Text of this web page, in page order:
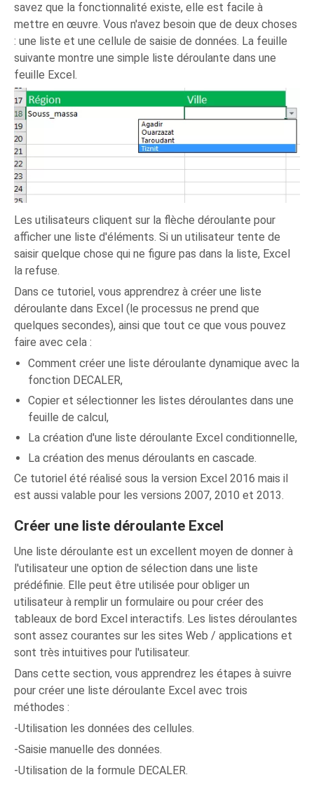
savez que la fonctionnalité existe, elle est facile à
mettre en œuvre. Vous n'avez besoin que de deux choses
: une liste et une cellule de saisie de données. La feuille
suivante montre une simple liste déroulante dans une
feuille Excel.
Les utilisateurs cliquent sur la flèche déroulante pour
afficher une liste d'éléments. Si un utilisateur tente de
saisir quelque chose qui ne figure pas dans la liste, Excel
la refuse.
Dans ce tutoriel, vous apprendrez à créer une liste
déroulante dans Excel (le processus ne prend que
quelques secondes), ainsi que tout ce que vous pouvez
faire avec cela :
Comment créer une liste déroulante dynamique avec la
fonction DECALER,
Copier et sélectionner les listes déroulantes dans une
feuille de calcul,
La création d'une liste déroulante Excel conditionnelle,
La création des menus déroulants en cascade.
Ce tutoriel été réalisé sous la version Excel 2016 mais il
est aussi valable pour les versions 2007, 2010 et 2013.
Créer une liste déroulante Excel
Une liste déroulante est un excellent moyen de donner à
l'utilisateur une option de sélection dans une liste
prédéfinie. Elle peut être utilisée pour obliger un
utilisateur à remplir un formulaire ou pour créer des
tableaux de bord Excel interactifs. Les listes déroulantes
sont assez courantes sur les sites Web / applications et
sont très intuitives pour l'utilisateur.
Dans cette section, vous apprendrez les étapes à suivre
pour créer une liste déroulante Excel avec trois
méthodes :
-Utilisation les données des cellules.
-Saisie manuelle des données.
-Utilisation de la formule DECALER.